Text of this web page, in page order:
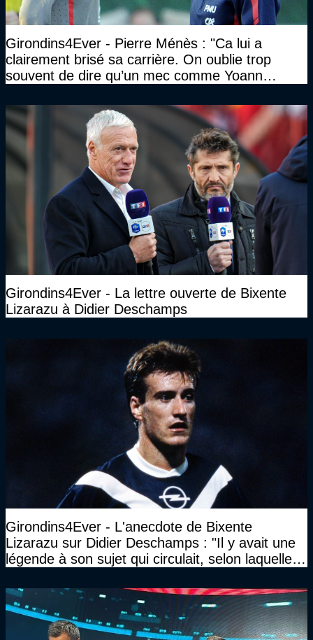
Girondins4Ever - Pierre Ménès : "Ca lui a
clairement brisé sa carrière. On oublie trop
souvent de dire qu’un mec comme Yoann
Girondins4Ever - La lettre ouverte de Bixente
Lizarazu à Didier Deschamps
Girondins4Ever - L'anecdote de Bixente
Lizarazu sur Didier Deschamps : "Il y avait une
légende à son sujet qui circulait, selon laquelle il